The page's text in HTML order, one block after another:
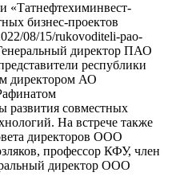
бизнес-проектов
08/15/rukovoditeli-pao-
директор ПАО
республики
директором АО
развития совместных
На встрече также
директоров ООО
профессор КФУ, член
директор ООО